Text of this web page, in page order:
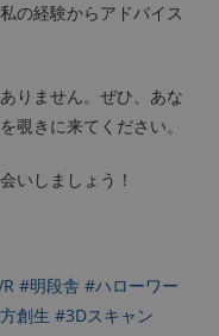
の経験からアドバイス
りません。ぜひ、あな
覗きに来てください。
いしましょう！
#明段舎 #ハローワー
創生 #3Dスキャン